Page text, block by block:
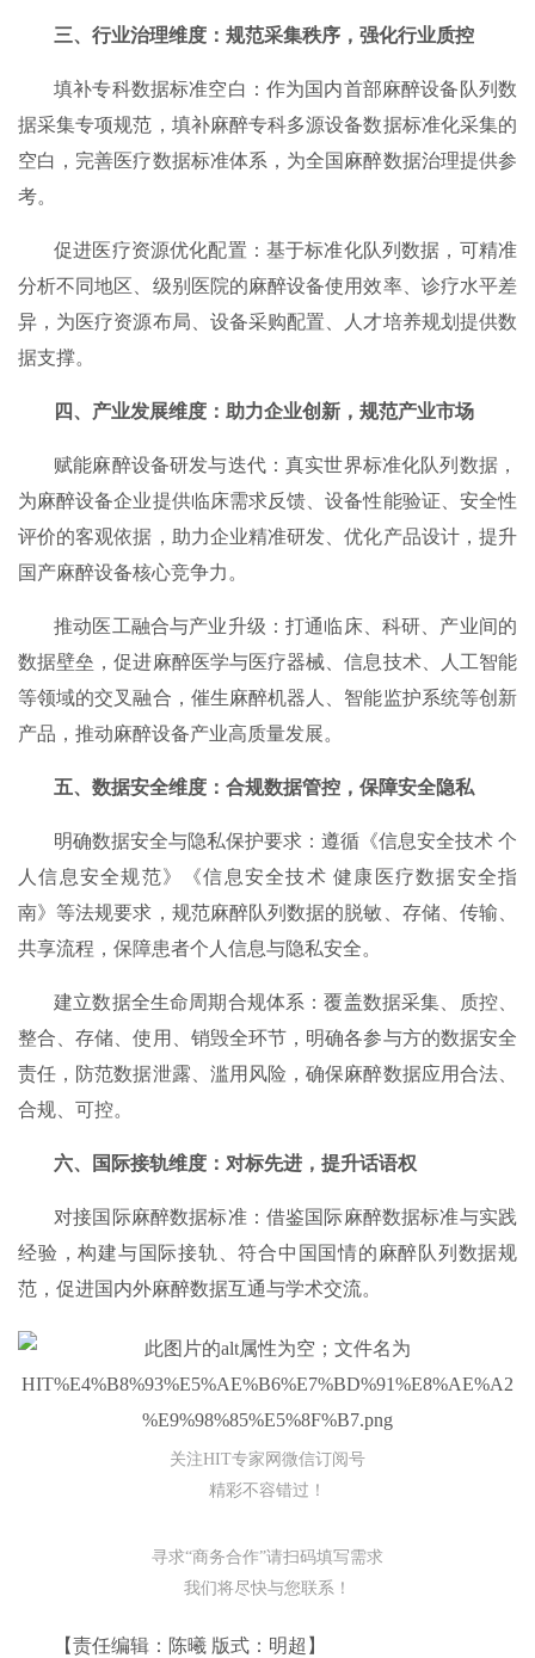
三、行业治理维度：规范采集秩序，强化行业质控
填补专科数据标准空白：作为国内首部麻醉设备队列数
据采集专项规范，填补麻醉专科多源设备数据标准化采集的
空白，完善医疗数据标准体系，为全国麻醉数据治理提供参
考。
促进医疗资源优化配置：基于标准化队列数据，可精准
分析不同地区、级别医院的麻醉设备使用效率、诊疗水平差
异，为医疗资源布局、设备采购配置、人才培养规划提供数
据支撑。
四、产业发展维度：助力企业创新，规范产业市场
赋能麻醉设备研发与迭代：真实世界标准化队列数据，
为麻醉设备企业提供临床需求反馈、设备性能验证、安全性
评价的客观依据，助力企业精准研发、优化产品设计，提升
国产麻醉设备核心竞争力。
推动医工融合与产业升级：打通临床、科研、产业间的
数据壁垒，促进麻醉医学与医疗器械、信息技术、人工智能
等领域的交叉融合，催生麻醉机器人、智能监护系统等创新
产品，推动麻醉设备产业高质量发展。
五、数据安全维度：合规数据管控，保障安全隐私
明确数据安全与隐私保护要求：遵循《信息安全技术 个
人信息安全规范》《信息安全技术 健康医疗数据安全指
南》等法规要求，规范麻醉队列数据的脱敏、存储、传输、
共享流程，保障患者个人信息与隐私安全。
建立数据全生命周期合规体系：覆盖数据采集、质控、
整合、存储、使用、销毁全环节，明确各参与方的数据安全
责任，防范数据泄露、滥用风险，确保麻醉数据应用合法、
合规、可控。
六、国际接轨维度：对标先进，提升话语权
对接国际麻醉数据标准：借鉴国际麻醉数据标准与实践
经验，构建与国际接轨、符合中国国情的麻醉队列数据规
范，促进国内外麻醉数据互通与学术交流。
关注HIT专家网微信订阅号
精彩不容错过！
寻求“商务合作”请扫码填写需求
我们将尽快与您联系！
【责任编辑：陈曦 版式：明超】